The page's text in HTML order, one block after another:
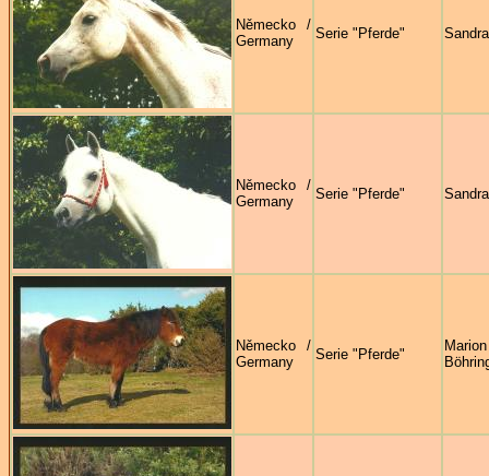
Německo /
Germany
Serie "Pferde"
Německo /
Germany
Serie "Pferde"
Německo /
Germany
Serie "Pferde"
Marion